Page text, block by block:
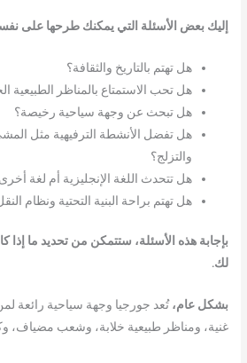
إليك بعض الأسئلة التي يمكنك طرحها على
هل تهتم بالتاريخ والثقافة؟
هل تحب الاستمتاع بالمناظر الطبيعية
هل تبحث عن وجهة سياحية رخيصة؟
هل تفضل الأنشطة الترفيهية مثل
والتزلج؟
هل تتحدث اللغة الإنجليزية أم لغة
هل تهتم براحة البنية التحتية ونظام
بإجابة هذه الأسئلة، ستتمكن من تحديد ما إذا
لك.
بشكل عام، تُعد جورجيا وجهة سياحية رائعة
غنية، ومناظر طبيعية خلابة، وشعب مضياف،